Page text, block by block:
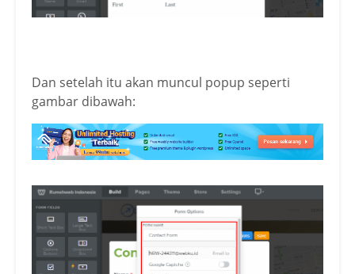
Dan setelah itu akan muncul popup seperti
gambar dibawah: